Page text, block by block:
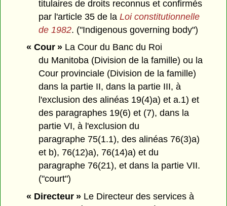
titulaires de droits reconnus et confirmés
par l'article 35 de laLoi constitutionnelle
de 1982. ("Indigenous governing body")
« Cour »La Cour du Banc du Roi
du Manitoba (Division de la famille) ou la
Cour provinciale (Division de la famille)
dans la partie II, dans la partie III, à
l'exclusion des alinéas 19(4)a) et a.1) et
des paragraphes 19(6) et (7), dans la
partie VI, à l'exclusion du
paragraphe 75(1.1), des alinéas 76(3)a)
et b), 76(12)a), 76(14)a) et du
paragraphe 76(21), et dans la partie VII.
("court")
« Directeur »Le Directeur des services à